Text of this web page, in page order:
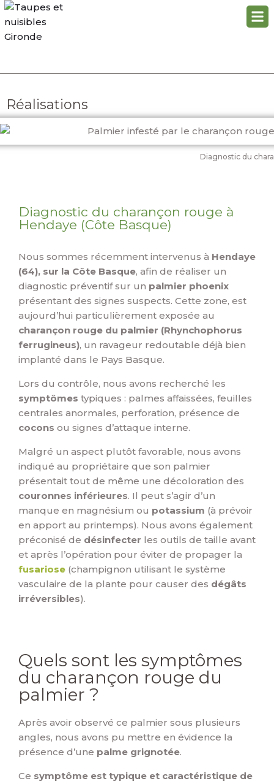
Réalisations
Diagnostic du
Diagnostic du charançon rouge à
Hendaye (Côte Basque)
Nous sommes récemment intervenus à Hendaye
(64), sur la Côte Basque, afin de réaliser un
diagnostic préventif sur un palmier phoenix
présentant des signes suspects. Cette zone, est
aujourd’hui particulièrement exposée au
charançon rouge du palmier (Rhynchophorus
ferrugineus), un ravageur redoutable déjà bien
implanté dans le Pays Basque.
Lors du contrôle, nous avons recherché les
symptômes typiques : palmes affaissées, feuilles
centrales anormales, perforation, présence de
cocons ou signes d’attaque interne.
Malgré un aspect plutôt favorable, nous avons
indiqué au propriétaire que son palmier
présentait tout de même une décoloration des
couronnes inférieures. Il peut s’agir d’un
manque en magnésium ou potassium (à prévoir
en apport au printemps). Nous avons également
préconisé de désinfecter les outils de taille avant
et après l’opération pour éviter de propager la
fusariose (champignon utilisant le système
vasculaire de la plante pour causer des dégâts
irréversibles).
Quels sont les symptômes
du charançon rouge du
palmier ?
Après avoir observé ce palmier sous plusieurs
angles, nous avons pu mettre en évidence la
présence d’une palme grignotée.
Ce symptôme est typique et caractéristique de